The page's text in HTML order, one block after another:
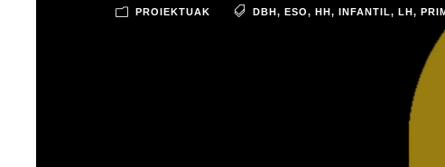
PROIEKTUAK DBH, ESO, HH, INFANTIL, LH,